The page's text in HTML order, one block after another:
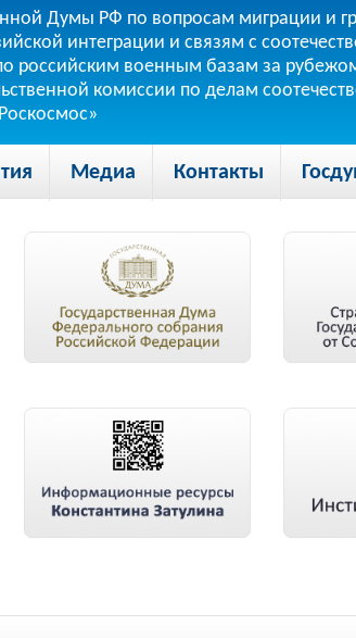
Думы РФ по вопросам миграции и
интеграции и связям с
российским военным базам за
комиссии по делам
Медиа Контакты